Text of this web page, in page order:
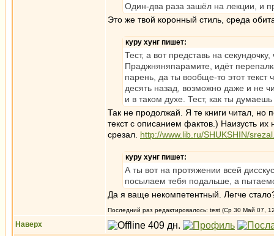
Один-два раза зашёл на лекции, и
Это же твой коронный стиль, среда
куру хунг пишет:
Тест, а вот представь на
Праджняняпарамите, идёт
парень, да ты вообще-то этот текст
десять назад, возможно даже и не
и в таком духе. Тест, как ты
Так не продолжай. Я те книги читал, но
текст с описанием фактов.) Наизусть
срезал. http://www.lib.ru/SHUKSHIN/
куру хунг пишет:
А ты вот на протяжении всей
посылаем тебя подальше, а
Да я ваще некомпетентный. Легче
Последний раз редактировалось: test (Ср 30 Май 07,
Наверх